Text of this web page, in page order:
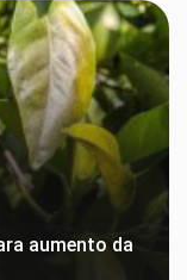
aumento da